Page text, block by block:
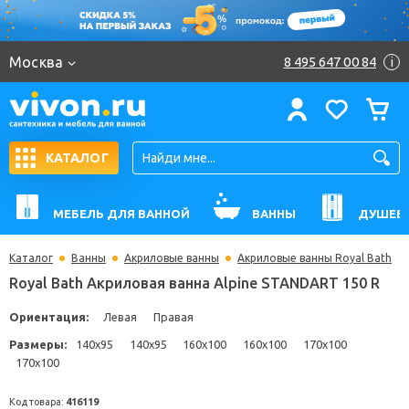
Москва 8 495 647 00 84 i
КАТАЛОГ
МЕБЕЛЬ ДЛЯ ВАННОЙ ВАННЫ
Каталог Ванны Акриловые ванны Акриловые ванны Royal Bath
Royal Bath Акриловая ванна Alpine STANDART 150
Ориентация: Левая Правая
170x100